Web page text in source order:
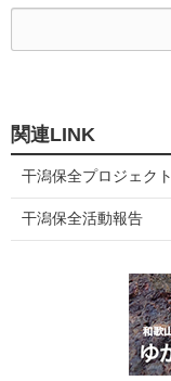
関連LINK
干潟保全プロジェクト
干潟保全活動報告